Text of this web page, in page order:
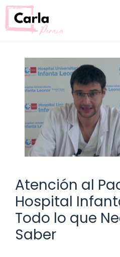
Saltar
al
contenido
Atención al
Hospital
Todo lo que
Saber